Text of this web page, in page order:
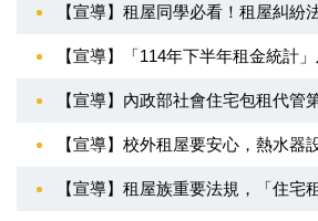
獎助學金
【宣導】租屋同學必看！租屋糾紛
【宣導】「114年下半年租金統計」及視覺化租金
【宣導】內政部社會住宅包租代管第4期計
【宣導】校外租屋要安心，熱水器
【宣導】租屋族重要法規，「住宅租賃定型化契約